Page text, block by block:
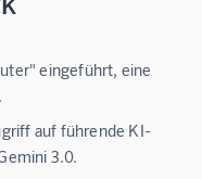
eingeführt, eine
auf führende KI-
3.0.